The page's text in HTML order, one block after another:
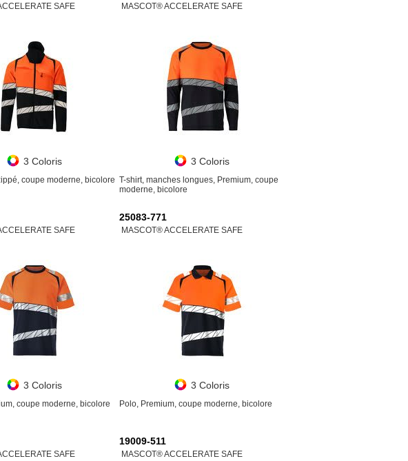
SAFE
3 Coloris
coupe moderne, bicolore
MASCOT® ACCELERATE SAFE
3 Coloris
T-shirt, manches longues, Premium, coupe
moderne, bicolore
SAFE
3 Coloris
coupe moderne, bicolore
25083-771
MASCOT® ACCELERATE SAFE
3 Coloris
Polo, Premium, coupe moderne, bicolore
SAFE
19009-511
MASCOT® ACCELERATE SAFE